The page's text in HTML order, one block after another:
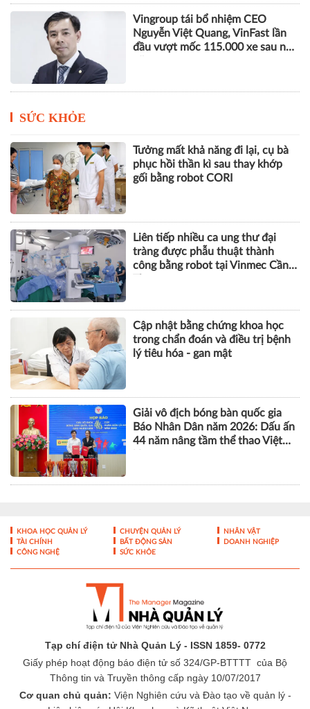
Vingroup tái bổ nhiệm CEO
Nguyễn Việt Quang, VinFast lần
đầu vượt mốc 115.000 xe sau nửa
SỨC KHỎE
Tưởng mất khả năng đi lại, cụ bà
phục hồi thần kì sau thay khớp
gối bằng robot CORI
Liên tiếp nhiều ca ung thư đại
tràng được phẫu thuật thành
công bằng robot tại Vinmec Cần
Cập nhật bằng chứng khoa học
trong chẩn đoán và điều trị bệnh
lý tiêu hóa - gan mật
Giải vô địch bóng bàn quốc gia
Báo Nhân Dân năm 2026: Dấu ấn
44 năm nâng tầm thể thao Việt
KHOA HỌC QUẢN LÝ CHUYỆN QUẢN LÝ
NHÂN VẬT
TÀI CHÍNH
BẤT ĐỘNG SẢN
DOANH NGHIỆP
CÔNG NGHỆ
SỨC KHỎE
Tạp chí điện tử Nhà Quản Lý - ISSN 1859- 0772
Giấy phép hoạt động báo điện tử số 324/GP-BTTTT của Bộ
Thông tin và Truyền thông cấp ngày 10/07/2017
Cơ quan chủ quản: Viện Nghiên cứu và Đào tạo về quản lý -